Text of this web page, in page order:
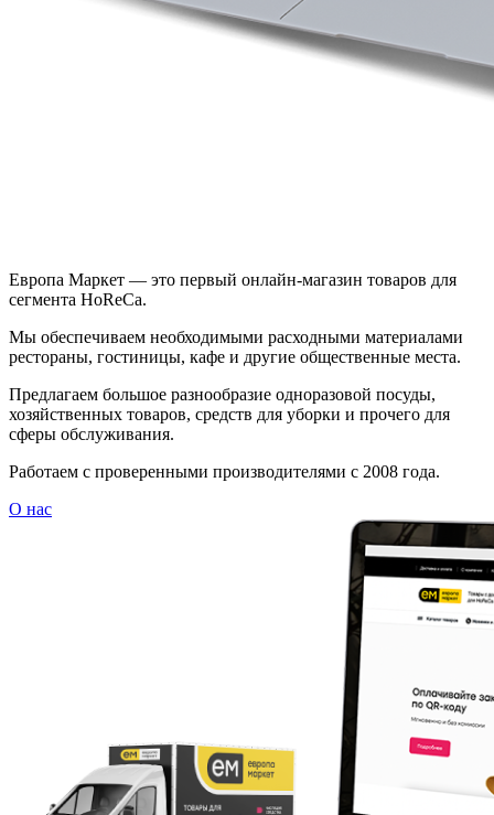
Европа Маркет — это первый онлайн-магазин товаров для
сегмента HoReCa.
Мы обеспечиваем необходимыми расходными материалами
рестораны, гостиницы, кафе и другие общественные места.
Предлагаем большое разнообразие одноразовой посуды,
хозяйственных товаров, средств для уборки и прочего для
сферы обслуживания.
Работаем с проверенными производителями с 2008 года.
О нас